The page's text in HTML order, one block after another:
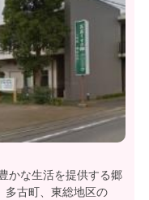
かな生活を提供する郷
多古町、東総地区の